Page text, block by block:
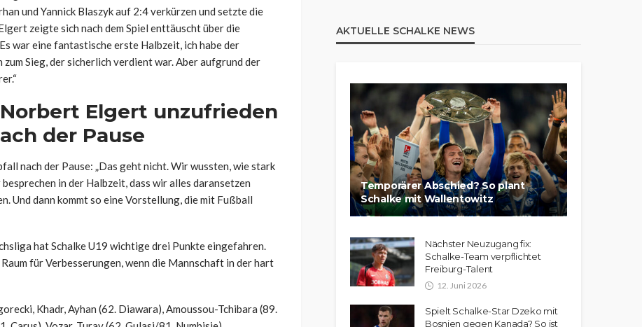
und Yannick Blaszyk auf 2:4 verkürzen und setzte die
zeigte sich nach dem Spiel enttäuscht über die
war eine fantastische erste Halbzeit, ich habe der
Sieg, der sicherlich verdient war. Aber aufgrund der
Norbert Elgert unzufrieden
der Pause
nach der Pause: „Das geht nicht. Wir wussten, wie stark
in der Halbzeit, dass wir alles daransetzen
Und dann kommt so eine Vorstellung, die mit Fußball
hat Schalke U19 wichtige drei Punkte eingefahren.
für Verbesserungen, wenn die Mannschaft in der hart
Khadr, Ayhan (62. Diawara), Amoussou-Tchibara (89.
AKTUELLE SCHALKE NEWS
Temporärer Abschied? So plant
Schalke mit Wallentowitz
Nächster Neuzugang fix:
Schalke-Team verpflichtet
Freiburg-Talent
12. Juni 2026
Spielt Schalke-Star Dzeko mit
Bosnien gegen Kanada? So ist